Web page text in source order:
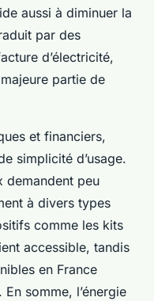
aussi à diminuer la
par des
d’électricité,
partie de
et financiers,
simplicité d’usage.
demandent peu
à divers types
comme les kits
accessible, tandis
en France
somme, l’énergie